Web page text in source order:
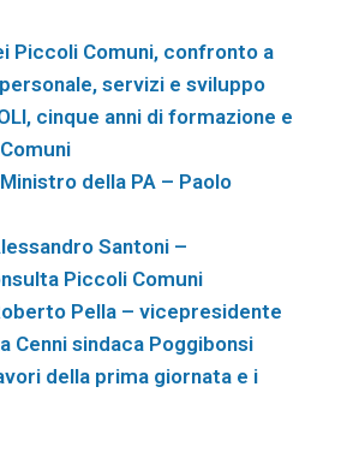
Piccoli Comuni, confronto a
servizi e sviluppo
cinque anni di formazione e
della PA – Paolo
Santoni –
Piccoli Comuni
Pella – vicepresidente
Cenni sindaca Poggibonsi
della prima giornata e i